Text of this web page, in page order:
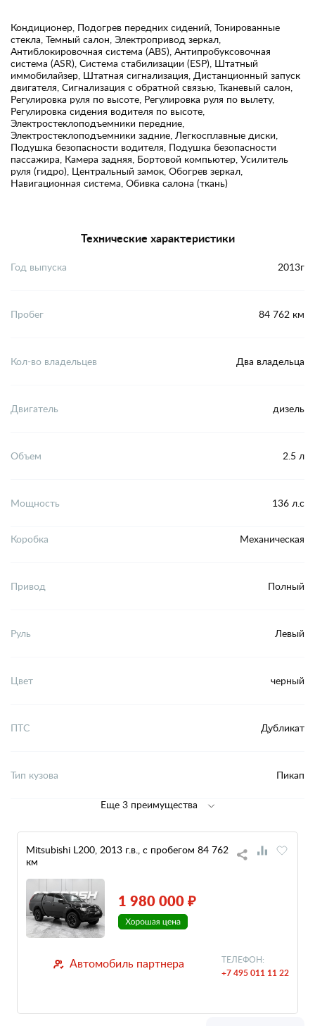
Кондиционер, Подогрев передних сидений, Тонированные
стекла, Темный салон, Электропривод зеркал,
Антиблокировочная система (ABS), Антипробуксовочная
система (ASR), Система стабилизации (ESP), Штатный
иммобилайзер, Штатная сигнализация, Дистанционный запуск
двигателя, Сигнализация с обратной связью, Тканевый салон,
Регулировка руля по высоте, Регулировка руля по вылету,
Регулировка сидения водителя по высоте,
Электростеклоподъемники передние,
Электростеклоподъемники задние, Легкосплавные диски,
Подушка безопасности водителя, Подушка безопасности
пассажира, Камера задняя, Бортовой компьютер, Усилитель
руля (гидро), Центральный замок, Обогрев зеркал,
Навигационная система, Обивка салона (ткань)
Технические характеристики
Год выпуска 2013г
Пробег 84 762 км
Кол-во владельцев Два владельца
Двигатель дизель
Объем 2.5 л
Мощность 136 л.с
Коробка Механическая
Привод Полный
Руль Левый
Цвет черный
ПТС Дубликат
Тип кузова Пикап
Еще 3 преимущества
Mitsubishi L200, 2013 г.в., с пробегом 84 762
км
1 980 000 ₽
Автомобиль партнера ТЕЛЕФОН:
+7 495 011 11 22